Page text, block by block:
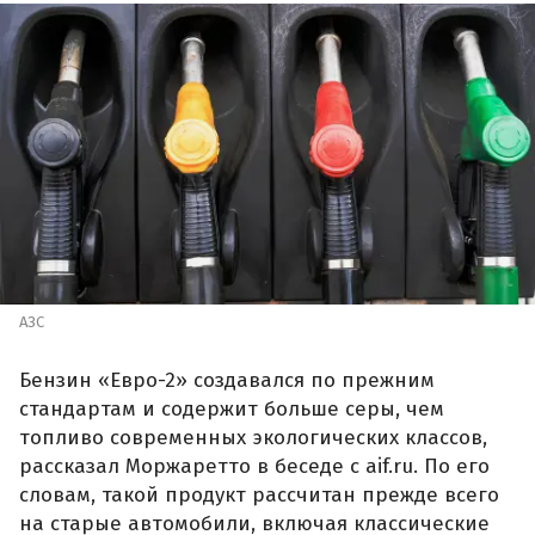
АЗС
Бензин «Евро-2» создавался по прежним
стандартам и содержит больше серы, чем
топливо современных экологических классов,
рассказал Моржаретто в беседе с aif.ru. По его
словам, такой продукт рассчитан прежде всего
на старые автомобили, включая классические